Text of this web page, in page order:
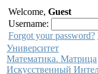
Welcome, Guest
Username:
Forgot your password?
Университет
Математика. Матрица
Искусственный